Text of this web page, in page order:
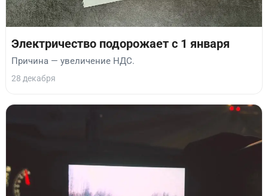
Электричество подорожает с 1 января
Причина — увеличение НДС.
28 декабря